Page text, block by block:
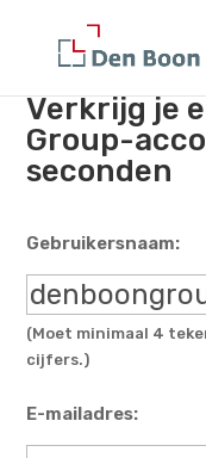
Verkrijg je
Group-
seconden
Gebruikersnaam:
(Moet minimaal 4
cijfers.)
E-mailadres: